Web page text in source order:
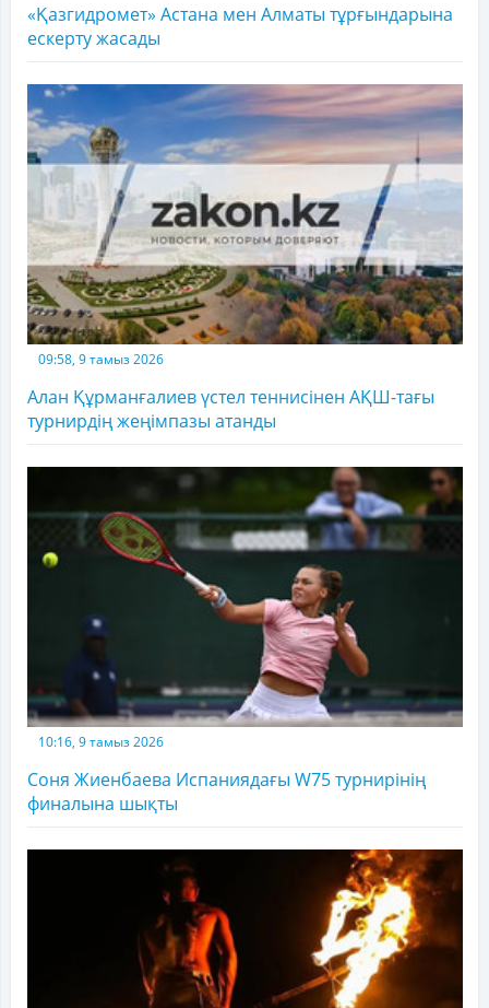
«Қазгидромет» Астана мен Алматы тұрғындарына
ескерту жасады
09:58, 9 тамыз 2026
Алан Құрманғалиев үстел теннисінен АҚШ-тағы
турнирдің жеңімпазы атанды
10:16, 9 тамыз 2026
Соня Жиенбаева Испаниядағы W75 турнирінің
финалына шықты